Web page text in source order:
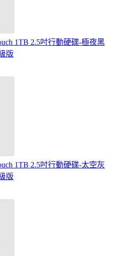
1TB 2.5吋行動硬碟-極夜黑
版
1TB 2.5吋行動硬碟-太空灰
版